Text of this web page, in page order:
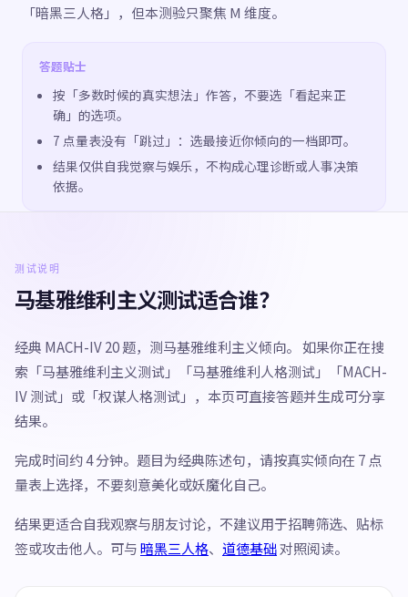
「暗黑三人格」，但本测验只聚焦 M 维度。
答题贴士
按「多数时候的真实想法」作答，不要选「看起来正
确」的选项。
7 点量表没有「跳过」：选最接近你倾向的一档即可。
结果仅供自我觉察与娱乐，不构成心理诊断或人事决策
依据。
测试说明
马基雅维利主义测试适合谁？
经典 MACH-IV 20 题，测马基雅维利主义倾向。 如果你正在搜
索「马基雅维利主义测试」「马基雅维利人格测试」「MACH-
IV 测试」或「权谋人格测试」，本页可直接答题并生成可分享
结果。
完成时间约 4 分钟。题目为经典陈述句，请按真实倾向在 7 点
量表上选择，不要刻意美化或妖魔化自己。
结果更适合自我观察与朋友讨论，不建议用于招聘筛选、贴标
签或攻击他人。可与暗黑三人格、 道德基础对照阅读。